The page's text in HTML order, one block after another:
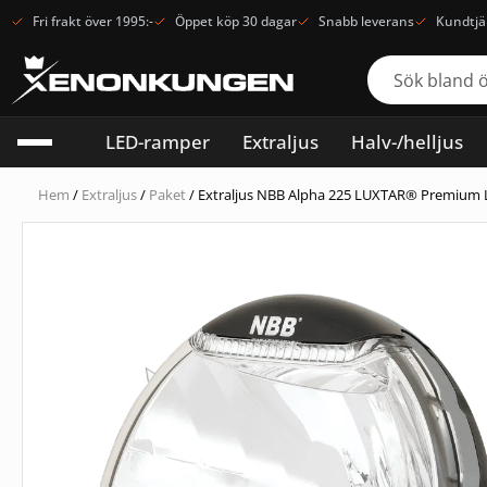
Fri frakt över 1995:- Öppet köp 30 dagar Snabb leverans
LED-ramper Extraljus Halv-/helljus
Hem / Extraljus/ Paket/ Extraljus NBB Alpha 225 LUXTAR® Premium